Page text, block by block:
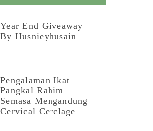
Year End Giveaway
By Husnieyhusain
Pengalaman Ikat
Pangkal Rahim
Semasa Mengandung
Cervical Cerclage